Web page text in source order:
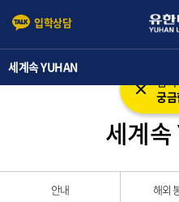
본문 바로가기 주메뉴 바로가기
입학상담
입
궁
세계속 YUHAN
세계
안내 해외